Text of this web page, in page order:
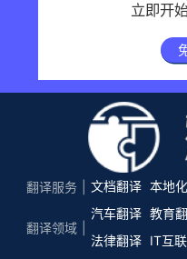
立即开
翻译服务 文档翻译 本地
翻译领域
汽车翻译 教育
法律翻译
IT互